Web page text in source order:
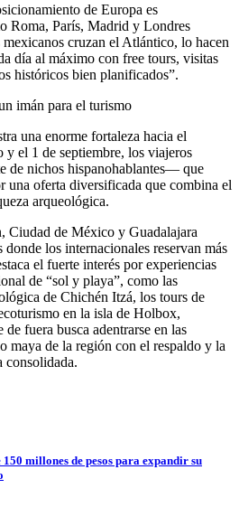
de Europa es
Roma, París, Madrid y Londres
cruzan el Atlántico, lo hacen
día al máximo con free tours, visitas
históricos bien planificados”.
imán para el turismo
una enorme fortaleza hacia el
el 1 de septiembre, los viajeros
de nichos hispanohablantes— que
una oferta diversificada que combina el
arqueológica.
Ciudad de México y Guadalajara
donde los internacionales reservan más
el fuerte interés por experiencias
de “sol y playa”, como las
de Chichén Itzá, los tours de
en la isla de Holbox,
fuera busca adentrarse en las
maya de la región con el respaldo y la
consolidada.
millones de pesos para expandir su